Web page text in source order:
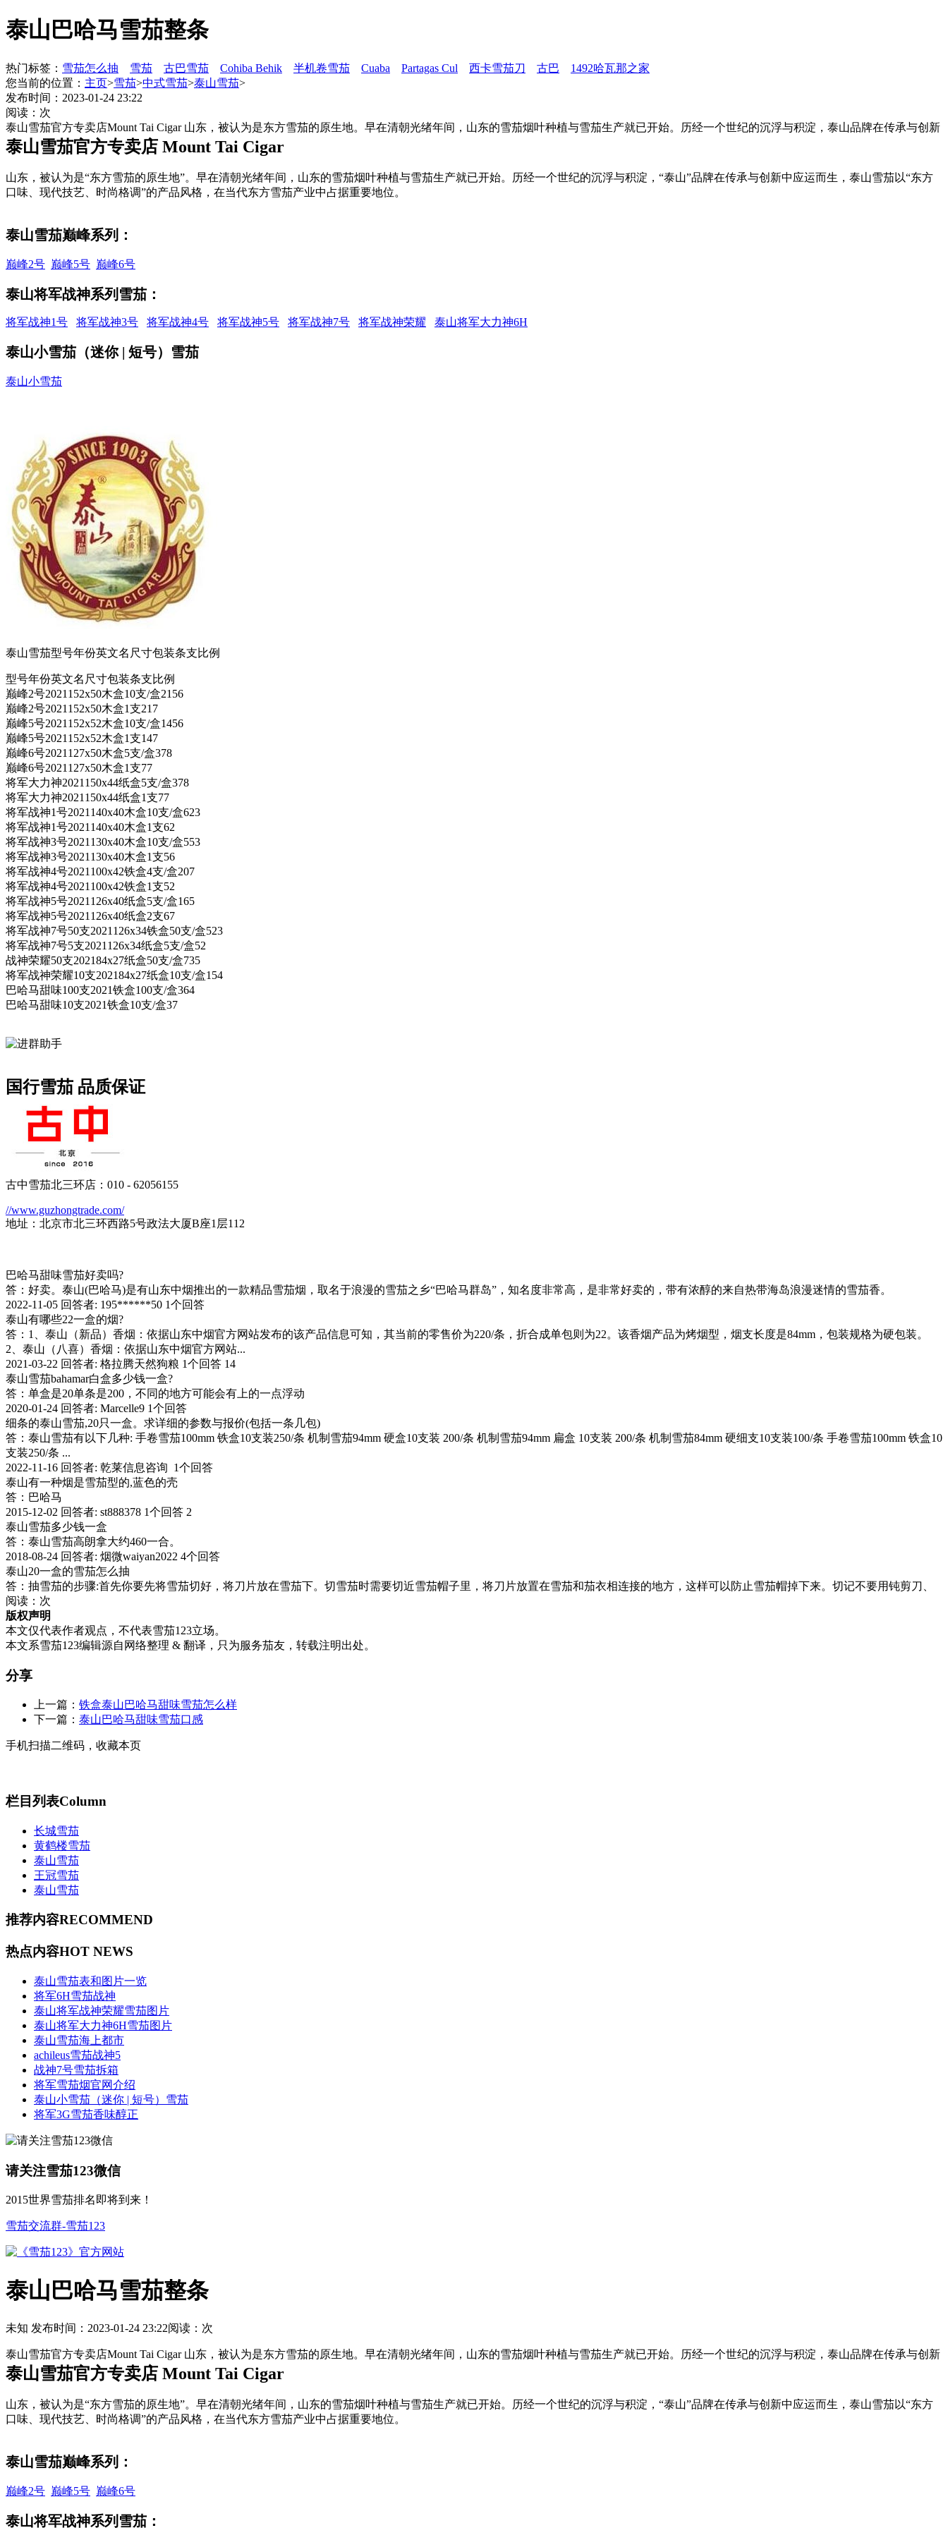
泰山巴哈马雪茄整条
热门标签： 雪茄怎么抽 雪茄 古巴雪茄 Cohiba Behik 半机卷雪茄 Cuaba Partagas Cul 西卡雪茄刀 古巴
1492哈瓦那之家
您当前的位置： 主页>雪茄>中式雪茄>泰山雪茄>
发布时间：2023-01-24 23:22
阅读： 次
泰山雪茄官方专卖店Mount Tai Cigar 山东，被认为是东方雪茄的原生地。早在清朝光绪年间，山东的雪茄烟叶种植与雪茄生产就已开始。历经一个世纪的沉浮与积淀，泰山品牌在传承与创新
泰山雪茄官方专卖店 Mount Tai Cigar
山东，被认为是“东方雪茄的原生地”。早在清朝光绪年间，山东的雪茄烟叶种植与雪茄生产就已开始。历经一个世纪的沉浮与积淀，“泰山”品牌在传承与创新中应运而生，泰山雪茄以“东方
口味、现代技艺、时尚格调”的产品风格，在当代东方雪茄产业中占据重要地位。
泰山雪茄巅峰系列：
巅峰2号 巅峰5号 巅峰6号
泰山将军战神系列 雪茄：
将军战神1号 将军战神3号 将军战神4号 将军战神5号 将军战神7号 将军战神荣耀 泰山将军大力神6H
泰山小雪茄（迷你 | 短号）雪茄
泰山小雪茄
泰山雪茄型号年份英文名尺寸包装条支比例
型号年份英文名尺寸包装条支比例
巅峰2号2021152x50木盒10支/盒2156
巅峰2号2021152x50木盒1支217
巅峰5号2021152x52木盒10支/盒1456
巅峰5号2021152x52木盒1支147
巅峰6号2021127x50木盒5支/盒378
巅峰6号2021127x50木盒1支77
将军大力神2021150x44纸盒5支/盒378
将军大力神2021150x44纸盒1支77
将军战神1号2021140x40木盒10支/盒623
将军战神1号2021140x40木盒1支62
将军战神3号2021130x40木盒10支/盒553
将军战神3号2021130x40木盒1支56
将军战神4号2021100x42铁盒4支/盒207
将军战神4号2021100x42铁盒1支52
将军战神5号2021126x40纸盒5支/盒165
将军战神5号2021126x40纸盒2支67
将军战神7号50支2021126x34铁盒50支/盒523
将军战神7号5支2021126x34纸盒5支/盒52
战神荣耀50支202184x27纸盒50支/盒735
将军战神荣耀10支202184x27纸盒10支/盒154
巴哈马甜味100支2021铁盒100支/盒364
巴哈马甜味10支2021铁盒10支/盒37
国行雪茄 品质保证
古中雪茄北三环店：010 - 62056155
//www.guzhongtrade.com/
地址：北京市北三环西路5号政法大厦B座1层112
巴哈马甜味雪茄好卖吗?
答：好卖。泰山(巴哈马)是有山东中烟推出的一款精品雪茄烟，取名于浪漫的雪茄之乡“巴哈马群岛”，知名度非常高，是非常好卖的，带有浓醇的来自热带海岛浪漫迷情的雪茄香。
2022-11-05 回答者: 195******50 1个回答
泰山有哪些22一盒的烟?
答：1、泰山（新品）香烟：依据山东中烟官方网站发布的该产品信息可知，其当前的零售价为220/条，折合成单包则为22。该香烟产品为烤烟型，烟支长度是84mm，包装规格为硬包装。
2、泰山（八喜）香烟：依据山东中烟官方网站...
2021-03-22 回答者: 格拉腾天然狗粮 1个回答 14
泰山雪茄bahamar白盒多少钱一盒?
答：单盒是20单条是200，不同的地方可能会有上的一点浮动
2020-01-24 回答者: Marcelle9 1个回答
细条的泰山雪茄,20只一盒。求详细的参数与报价(包括一条几包)
答：泰山雪茄有以下几种: 手卷雪茄100mm 铁盒10支装250/条 机制雪茄94mm 硬盒10支装 200/条 机制雪茄94mm 扁盒 10支装 200/条 机制雪茄84mm 硬细支10支装100/条 手卷雪茄100mm 铁盒10
支装250/条 ...
2022-11-16 回答者: 乾莱信息咨询 1个回答
泰山有一种烟是雪茄型的,蓝色的壳
答：巴哈马
2015-12-02 回答者: st888378 1个回答 2
泰山雪茄多少钱一盒
答：泰山雪茄高朗拿大约460一合。
2018-08-24 回答者: 烟微waiyan2022 4个回答
泰山20一盒的雪茄怎么抽
答：抽雪茄的步骤:首先你要先将雪茄切好，将刀片放在雪茄下。切雪茄时需要切近雪茄帽子里，将刀片放置在雪茄和茄衣相连接的地方，这样可以防止雪茄帽掉下来。切记不要用钝剪刀、
阅读： 次
版权声明
本文仅代表作者观点，不代表雪茄123立场。
本文系雪茄123编辑源自网络整理 & 翻译，只为服务茄友，转载注明出处。
分享
上一篇： 铁盒泰山巴哈马甜味雪茄怎么样
下一篇： 泰山巴哈马甜味雪茄口感
手机扫描二维码，收藏本页
栏目列表Column
长城雪茄
黄鹤楼雪茄
泰山雪茄
王冠雪茄
泰山雪茄
推荐内容RECOMMEND
热点内容HOT NEWS
泰山雪茄表和图片一览
将军6H雪茄战神
泰山将军战神荣耀雪茄图片
泰山将军大力神6H雪茄图片
泰山雪茄海上都市
achileus雪茄战神5
战神7号雪茄拆箱
将军雪茄烟官网介绍
泰山小雪茄（迷你 | 短号）雪茄
将军3G雪茄香味醇正
请关注雪茄123微信
2015世界雪茄排名即将到来！
雪茄交流群-雪茄123
泰山巴哈马雪茄整条
未知 发布时间： 2023-01-24 23:22阅读： 次
泰山雪茄官方专卖店Mount Tai Cigar 山东，被认为是东方雪茄的原生地。早在清朝光绪年间，山东的雪茄烟叶种植与雪茄生产就已开始。历经一个世纪的沉浮与积淀，泰山品牌在传承与创新
泰山雪茄官方专卖店 Mount Tai Cigar
山东，被认为是“东方雪茄的原生地”。早在清朝光绪年间，山东的雪茄烟叶种植与雪茄生产就已开始。历经一个世纪的沉浮与积淀，“泰山”品牌在传承与创新中应运而生，泰山雪茄以“东方
口味、现代技艺、时尚格调”的产品风格，在当代东方雪茄产业中占据重要地位。
泰山雪茄巅峰系列：
巅峰2号 巅峰5号 巅峰6号
泰山将军战神系列 雪茄：